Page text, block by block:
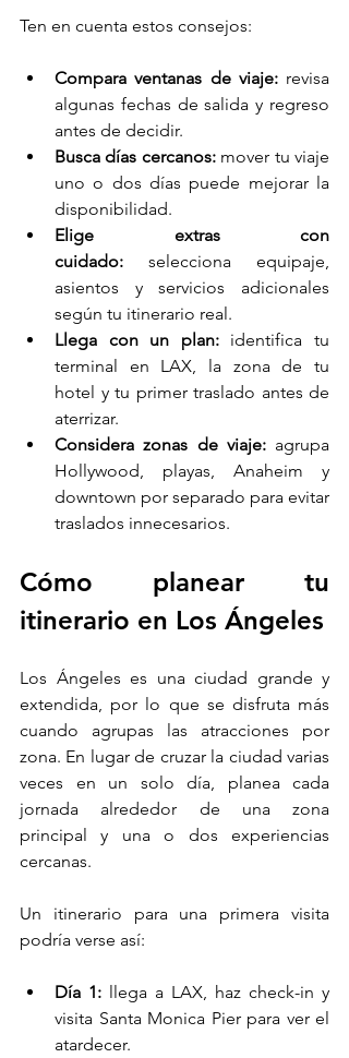
Ten en cuenta estos consejos:
Compara ventanas de viaje: revisa
algunas fechas de salida y regreso
antes de decidir.
Busca días cercanos: mover tu viaje
uno o dos días puede mejorar la
disponibilidad.
Elige extras con
cuidado: selecciona equipaje,
asientos y servicios adicionales
según tu itinerario real.
Llega con un plan: identifica tu
terminal en LAX, la zona de tu
hotel y tu primer traslado antes de
aterrizar.
Considera zonas de viaje: agrupa
Hollywood, playas, Anaheim y
downtown por separado para evitar
traslados innecesarios.
Cómo planear tu
itinerario en Los Ángeles
Los Ángeles es una ciudad grande y
extendida, por lo que se disfruta más
cuando agrupas las atracciones por
zona. En lugar de cruzar la ciudad varias
veces en un solo día, planea cada
jornada alrededor de una zona
principal y una o dos experiencias
cercanas.
Un itinerario para una primera visita
podría verse así:
Día 1: llega a LAX, haz check-in y
visita Santa Monica Pier para ver el
atardecer.